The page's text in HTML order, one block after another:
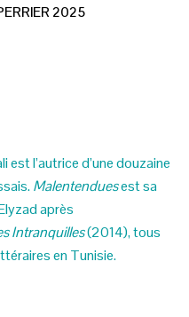
2025
est l’autrice d’une douzaine
Malentenduesest sa
après
Intranquilles(2014), tous
en Tunisie.